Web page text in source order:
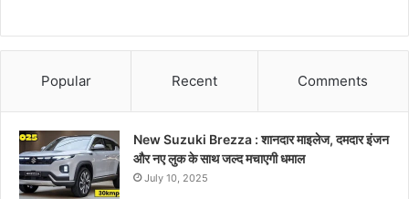
Popular Recent Comments
New Suzuki Brezza : शानदार माइलेज, दमदार इंजन
और नए लुक के साथ जल्द मचाएगी धमाल
July 10, 2025